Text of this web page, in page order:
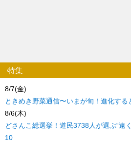
特集
8/7(金)
ときめき野菜通信〜いまが旬！進化する
8/6(木)
どさんこ総選挙！道民3738人が選ぶ“遠
10